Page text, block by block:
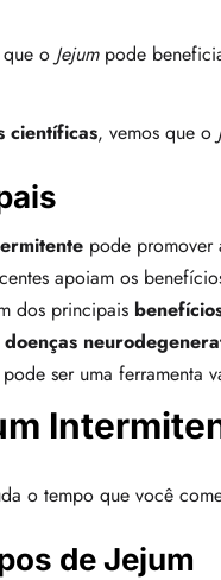
que o Jejumpode
científicas, vemos que o
pode promover
apoiam os
dos principais
doenças
ser uma ferramenta
o tempo que você
de Jejum